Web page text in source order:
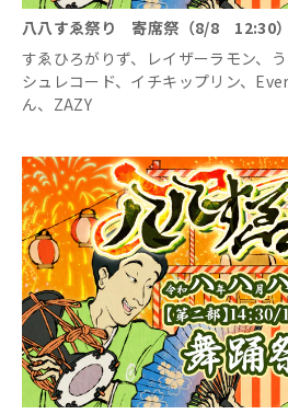
八八すゑ祭り 寄席祭（8/8 12:30）
すゑひろがりず、レイザーラモン、
シュレコード、イチキップリン、
ん、ZAZY